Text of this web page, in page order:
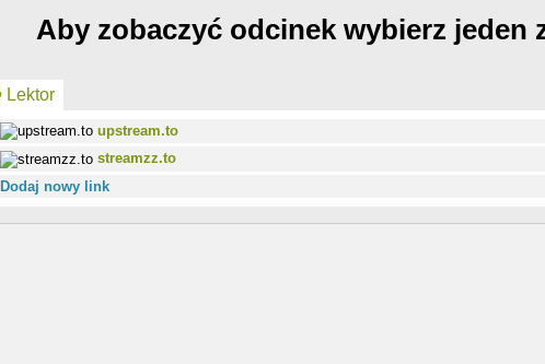
Aby zobaczyć odcinek wybierz jeden
Lektor
upstream.to
streamzz.to
Dodaj nowy link